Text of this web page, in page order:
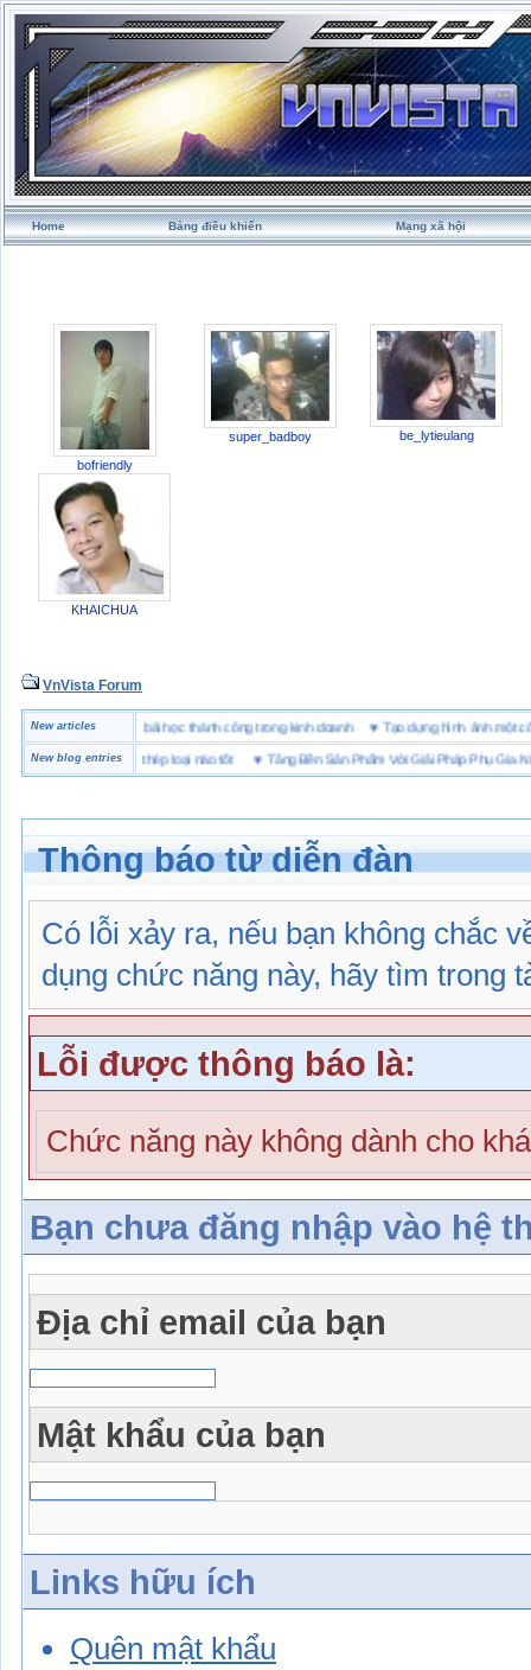
Home Bảng điều khiển Mạng xã hội
bofriendly
super_badboy be_lytieulang
KHAICHUA
VnVista Forum
New articles
biệt” của Microsoft ♥4 bài học thành công trong kinh doanh ♥Tạo dựng hình ảnh
New blog entries
hộ lót Kevlar và lót thép loại nào tốt♥ Tăng Bền Sản Phẩm Với Giải Pháp Phụ Gia Nhựa
Thông báo từ diễn đàn
Có lỗi xảy ra, nếu bạn không chắc
dụng chức năng này, hãy tìm trong
Lỗi được thông báo là:
Chức năng này không dành cho
Bạn chưa đăng nhập vào hệ
Địa chỉ email của bạn
Mật khẩu của bạn
Links hữu ích
Quên mật khẩu